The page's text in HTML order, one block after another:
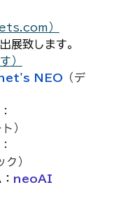
）
展致します。
）
NEO （デ
）
）
neoAI